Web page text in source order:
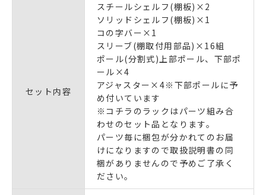
セット内容
スチールシェルフ(棚板)×2
ソリッドシェルフ(棚板)×1
コの字バー×1
スリーブ(棚取付用部品)×16組
ポール(分割式)上部ポール、下部ポ
ール×4
アジャスター×4※下部ポールに予
め付いています
※コチラのラックはパーツ組み合
わせのセット品となります。
パーツ毎に梱包が分かれてのお届
けになりますので取扱説明書の同
梱がありませんので予めご了承く
ださい。